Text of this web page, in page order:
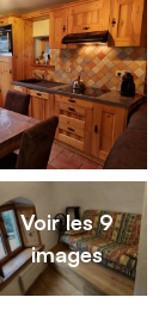
Voir les 9
images